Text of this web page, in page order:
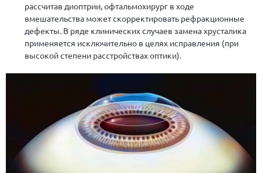
рассчитав диоптрии, офтальмохирург в ходе
вмешательства может скорректировать рефракционные
дефекты. В ряде клинических случаев замена хрусталика
применяется исключительно в целях исправления (при
высокой степени расстройствах оптики).